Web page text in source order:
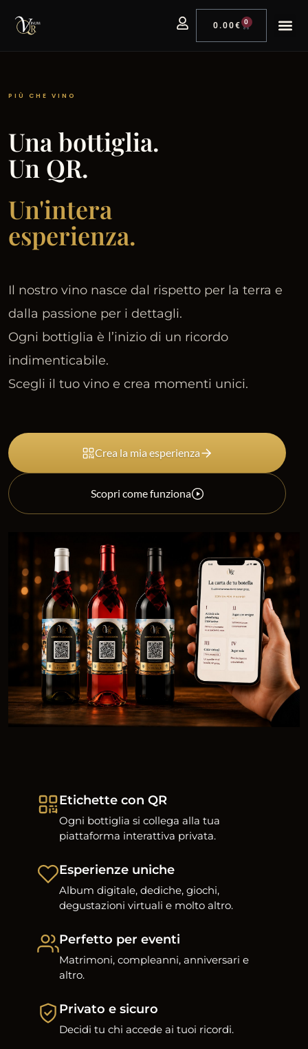
0.00€ 0
PIÙ CHE VINO
Una bottiglia.
Un QR.
Un'intera
esperienza.
Il nostro vino nasce dal rispetto per la terra e
dalla passione per i dettagli.
Ogni bottiglia è l’inizio di un ricordo
indimenticabile.
Scegli il tuo vino e crea momenti unici.
Crea la mia esperienza
Scopri come funziona
Etichette con QR
Ogni bottiglia si collega alla tua
piattaforma interattiva privata.
Esperienze uniche
Album digitale, dediche, giochi,
degustazioni virtuali e molto altro.
Perfetto per eventi
Matrimoni, compleanni, anniversari e
altro.
Privato e sicuro
Decidi tu chi accede ai tuoi ricordi.